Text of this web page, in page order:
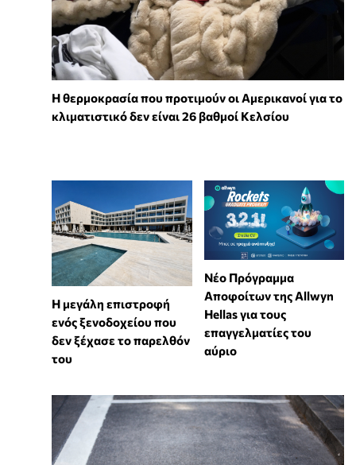
Η θερμοκρασία που προτιμούν οι Αμερικανοί για το
κλιματιστικό δεν είναι 26 βαθμοί Κελσίου
Η μεγάλη επιστροφή
ενός ξενοδοχείου που
δεν ξέχασε το παρελθόν
του
Νέο Πρόγραμμα
Αποφοίτων της Allwyn
Hellas για τους
επαγγελματίες του
αύριο